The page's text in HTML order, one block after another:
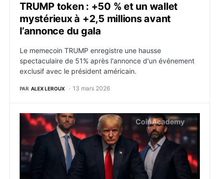
TRUMP token : +50 % et un wallet
mystérieux à +2,5 millions avant
l’annonce du gala
Le memecoin TRUMP enregistre une hausse
spectaculaire de 51% après l'annonce d'un événement
exclusif avec le président américain.
PAR ALEX LEROUX 13 mars 2026
World Liberty Financial dénonce une “attaque